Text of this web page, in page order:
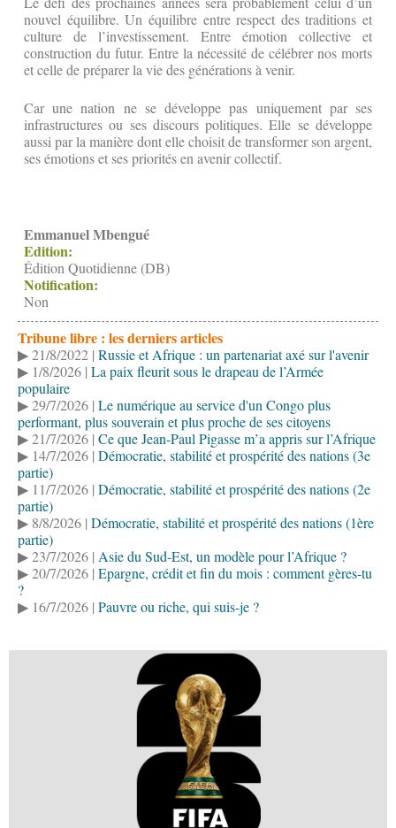
nouvel équilibre. Un équilibre entre respect des traditions et
culture de l’investissement. Entre émotion collective et
construction du futur. Entre la nécessité de célébrer nos morts
et celle de préparer la vie des générations à venir.
Car une nation ne se développe pas uniquement par ses
infrastructures ou ses discours politiques. Elle se développe
aussi par la manière dont elle choisit de transformer son argent,
ses émotions et ses priorités en avenir collectif.
Emmanuel Mbengué
Edition:
Édition Quotidienne (DB)
Notification:
Non
Tribune libre : les derniers articles
▶ 21/8/2022 | Russie et Afrique : un partenariat axé sur l'avenir
▶ 1/8/2026 | La paix fleurit sous le drapeau de l’Armée
populaire
▶ 29/7/2026 | Le numérique au service d'un Congo plus
performant, plus souverain et plus proche de ses citoyens
▶ 21/7/2026 | Ce que Jean-Paul Pigasse m’a appris sur l’Afrique
▶ 14/7/2026 | Démocratie, stabilité et prospérité des nations (3e
partie)
▶ 11/7/2026 | Démocratie, stabilité et prospérité des nations (2e
partie)
▶ 8/8/2026 | Démocratie, stabilité et prospérité des nations (1ère
partie)
▶ 23/7/2026 | Asie du Sud-Est, un modèle pour l’Afrique ?
▶ 20/7/2026 | Epargne, crédit et fin du mois : comment gères-tu
?
▶ 16/7/2026 | Pauvre ou riche, qui suis-je ?